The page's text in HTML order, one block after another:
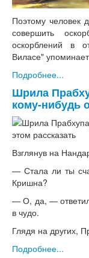
Поэтому человек
совершить
оскорблений в
Виласе"
Подробнее...
Шрила
кому-нибудь
Взглянув на
— Стала ли ты
Кришна?
— О, да, —
в чудо.
Глядя на других,
Подробнее...